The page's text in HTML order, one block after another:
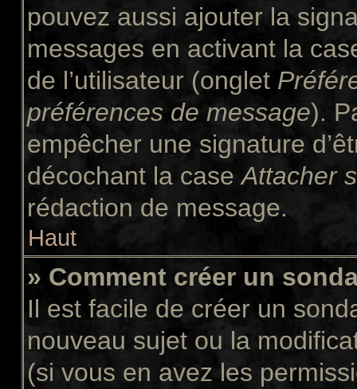
pouvez aussi ajouter la
messages en activant la
de l’utilisateur (onglet
préférences de message).
empêcher une signature
décochant la caseAttacher
rédaction de message.
Haut
» Comment créer un
Il est facile de créer un
nouveau sujet ou la
(si vous en avez les